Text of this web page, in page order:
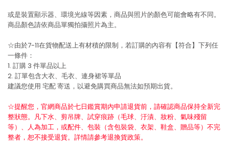
或是裝置顯示器、環境光線等因素，商品與照片的顏色可能會略有不同。
商品顏色請依商品單獨拍攝照片為主。
☆由於7-11在貨物配送上有材積的限制，若訂購的內容有【符合】下列任
一條件：
1. 訂購 3 件單品以上
2. 訂單包含大衣、毛衣、連身裙等單品
建議您使用 宅配寄送，以避免購買商品無法如預期出貨。
☆提醒您，官網商品於七日鑑賞期內申請退貨前，請確認商品保持全新完
整狀態。凡下水、剪吊牌、試穿痕跡（毛球、汙漬、妝粉、氣味殘留
等）、人為加工，或配件、包裝（含包裝袋、衣架、鞋盒、贈品等）不完
整者，恕不接受退貨。詳情請參考退換貨政策。